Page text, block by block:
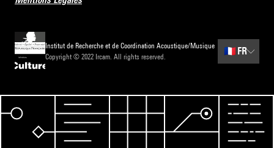
Institut de Recherche et de Coordination Acoustique/Musique
Copyright © 2022 Ircam. All rights reserved.
🇫🇷 FR